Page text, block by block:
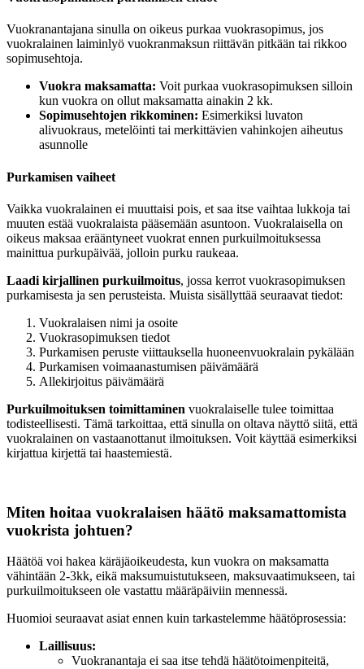
Vuokranantajana sinulla on oikeus purkaa vuokrasopimus, jos
vuokralainen laiminlyö vuokranmaksun riittävän pitkään tai rikkoo
sopimusehtoja.
Vuokra maksamatta: Voit purkaa vuokrasopimuksen silloin
kun vuokra on ollut maksamatta ainakin 2 kk.
Sopimusehtojen rikkominen: Esimerkiksi luvaton
alivuokraus, metelöinti tai merkittävien vahinkojen aiheutus
asunnolle
Purkamisen vaiheet
Vaikka vuokralainen ei muuttaisi pois, et saa itse vaihtaa lukkoja tai
muuten estää vuokralaista pääsemään asuntoon. Vuokralaisella on
oikeus maksaa erääntyneet vuokrat ennen purkuilmoituksessa
mainittua purkupäivää, jolloin purku raukeaa.
Laadi kirjallinen purkuilmoitus, jossa kerrot vuokrasopimuksen
purkamisesta ja sen perusteista. Muista sisällyttää seuraavat tiedot:
Vuokralaisen nimi ja osoite
Vuokrasopimuksen tiedot
Purkamisen peruste viittauksella huoneenvuokralain pykälään
Purkamisen voimaanastumisen päivämäärä
Allekirjoitus päivämäärä
Purkuilmoituksen toimittaminen vuokralaiselle tulee toimittaa
todisteellisesti. Tämä tarkoittaa, että sinulla on oltava näyttö siitä, että
vuokralainen on vastaanottanut ilmoituksen. Voit käyttää esimerkiksi
kirjattua kirjettä tai haastemiestä.
Miten hoitaa vuokralaisen häätö maksamattomista
vuokrista johtuen?
Häätöä voi hakea käräjäoikeudesta, kun vuokra on maksamatta
vähintään 2-3kk, eikä maksumuistutukseen, maksuvaatimukseen, tai
purkuilmoitukseen ole vastattu määräpäiviin mennessä.
Huomioi seuraavat asiat ennen kuin tarkastelemme häätöprosessia:
Laillisuus:
Vuokranantaja ei saa itse tehdä häätötoimenpiteitä,